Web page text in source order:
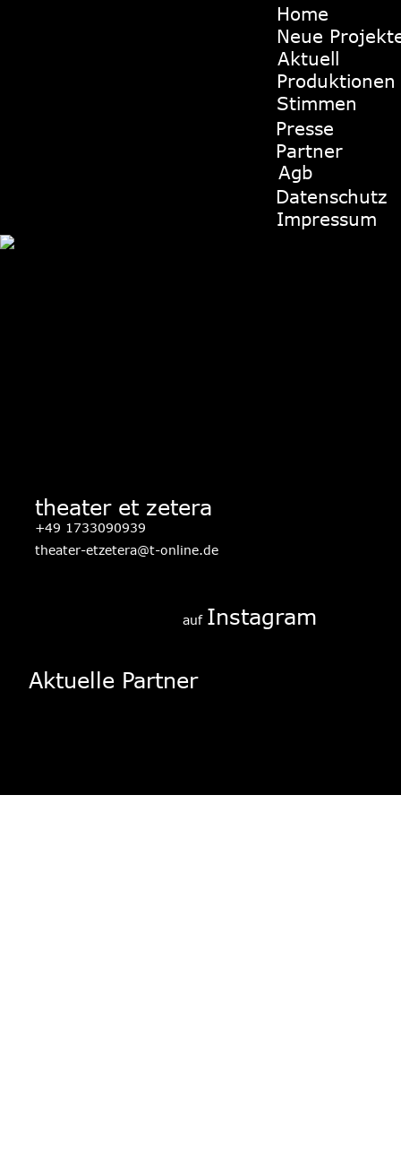
theater et zetera
+49 1733090939
Aktuelle Partner
auf Instagram
Home
Neue
Aktuell
Stimmen
Partner
Agb
Produktionen
Datenschutz
Impressum
Presse
theater-etzetera@t-online.de